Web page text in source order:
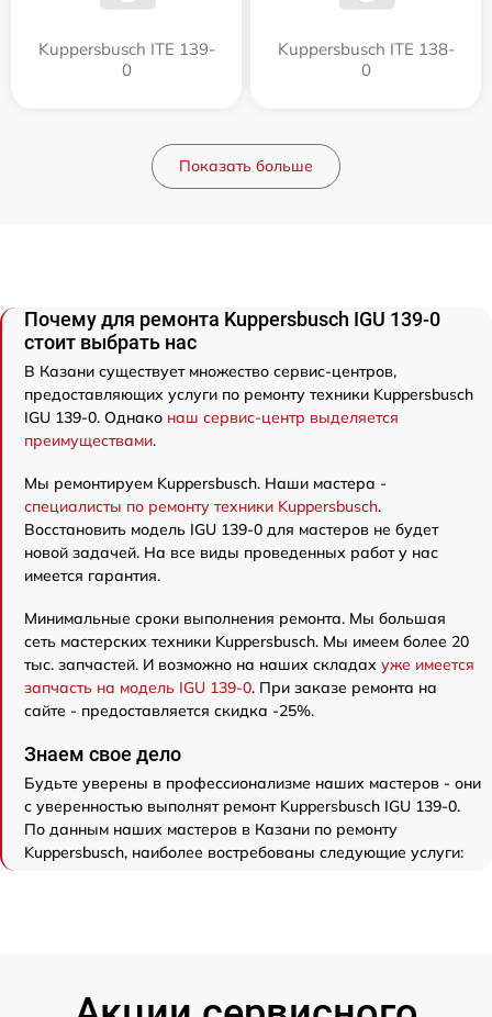
Kuppersbusch ITE 139-
0
Kuppersbusch ITE 138-
0
Показать больше
Почему для ремонта Kuppersbusch IGU 139-0
стоит выбрать нас
В Казани существует множество сервис-центров,
предоставляющих услуги по ремонту техники Kuppersbusch
IGU 139-0. Однако наш сервис-центр выделяется
преимуществами.
Мы ремонтируем Kuppersbusch. Наши мастера -
специалисты по ремонту техники Kuppersbusch.
Восстановить модель IGU 139-0 для мастеров не будет
новой задачей. На все виды проведенных работ у нас
имеется гарантия.
Минимальные сроки выполнения ремонта. Мы большая
сеть мастерских техники Kuppersbusch. Мы имеем более 20
тыс. запчастей. И возможно на наших складах уже имеется
запчасть на модель IGU 139-0. При заказе ремонта на
сайте - предоставляется скидка -25%.
Знаем свое дело
Будьте уверены в профессионализме наших мастеров - они
с уверенностью выполнят ремонт Kuppersbusch IGU 139-0.
По данным наших мастеров в Казани по ремонту
Kuppersbusch, наиболее востребованы следующие услуги: